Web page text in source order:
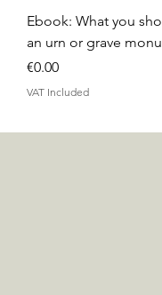
Ebook: What you
an urn or grave
Price
€0.00
VAT Included